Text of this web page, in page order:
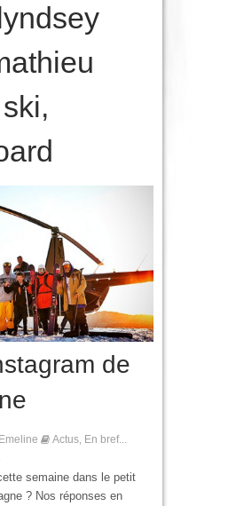
ski,
de
Emeline Actus En bref...
semaine dans le petit
? Nos réponses en